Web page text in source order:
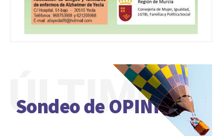
Sondeo de OPINIÓN
ÚLTIMO